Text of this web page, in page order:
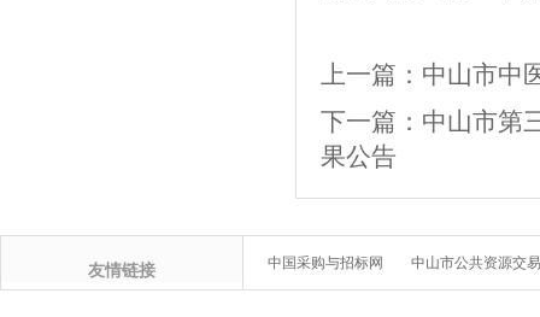
上一篇： 中山市中
下一篇： 中山市第
果公告
友情链接 中国采购与招标网 中山市公共资源交